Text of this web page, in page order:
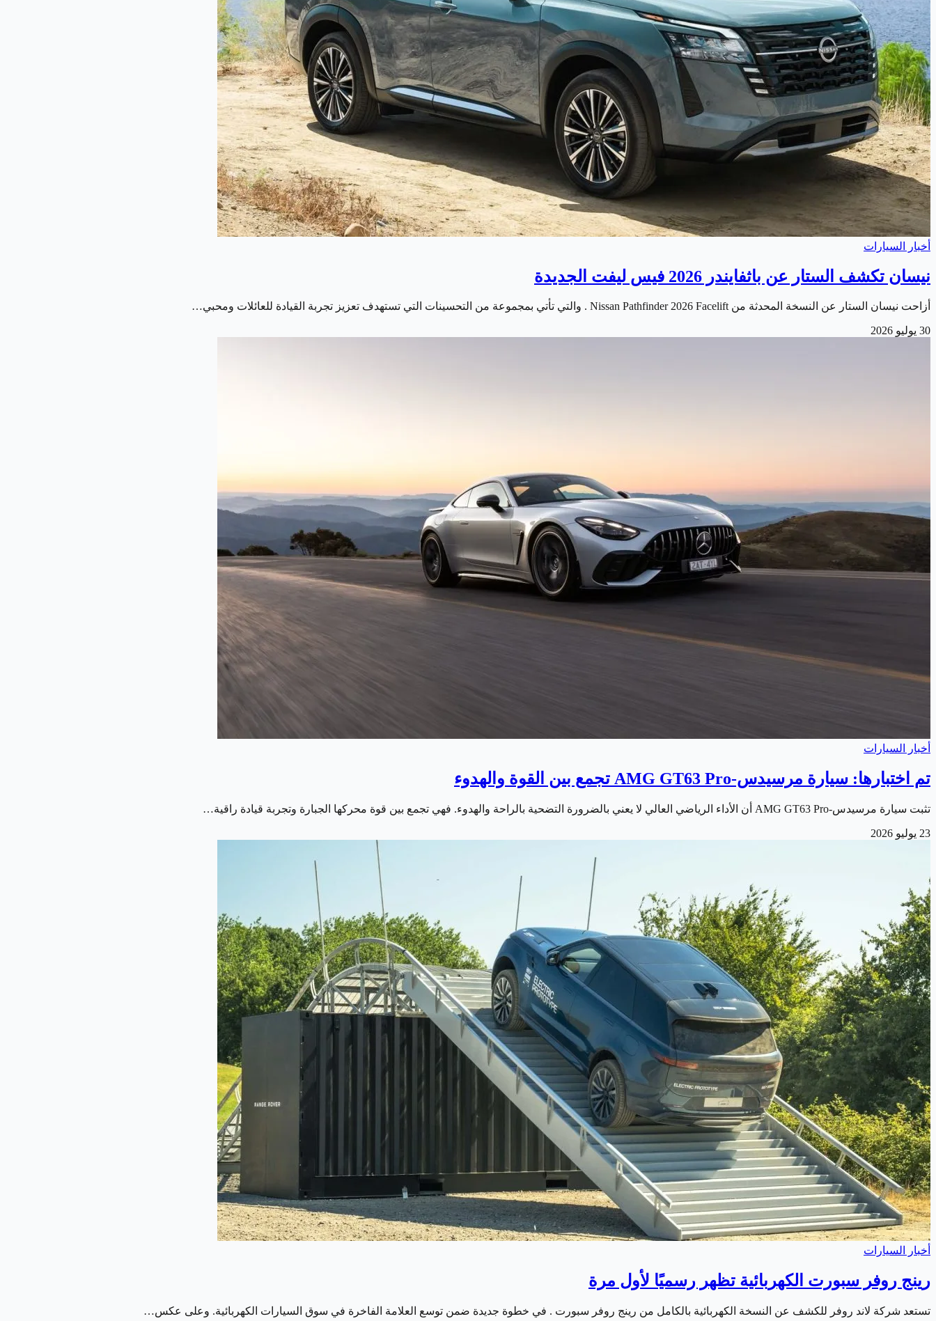
أخبار السيارات
نيسان تكشف الستار عن باثفايندر 2026 فيس ليفت الجديدة
أزاحت نيسان الستار عن النسخة المحدثة من Nissan Pathfinder 2026 Facelift . والتي تأتي بمجموعة من التحسينات التي تستهدف تعزيز تجربة القيادة للعائلات ومحبي…
30 يوليو 2026
أخبار السيارات
تم اختبارها: سيارة مرسيدس-AMG GT63 Pro تجمع بين القوة والهدوء
تثبت سيارة مرسيدس-AMG GT63 Pro أن الأداء الرياضي العالي لا يعني بالضرورة التضحية بالراحة والهدوء. فهي تجمع بين قوة محركها الجبارة وتجربة قيادة راقية…
23 يوليو 2026
أخبار السيارات
رينج روفر سبورت الكهربائية تظهر رسميًا لأول مرة
تستعد شركة لاند روفر للكشف عن النسخة الكهربائية بالكامل من رينج روفر سبورت . في خطوة جديدة ضمن توسع العلامة الفاخرة في سوق السيارات الكهربائية. وعلى عكس…